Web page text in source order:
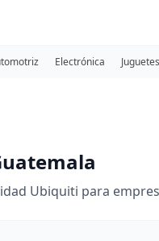
Electrónica
Ubiquiti para